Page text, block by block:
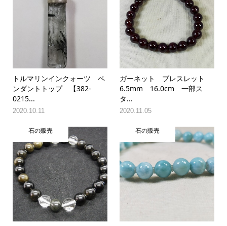
トルマリンインクォーツ ペ
ンダントトップ 【382-
0215...
2020.10.11
ガーネット ブレスレット
6.5mm 16.0cm 一部ス
タ...
2020.11.05
石の販売 石の販売